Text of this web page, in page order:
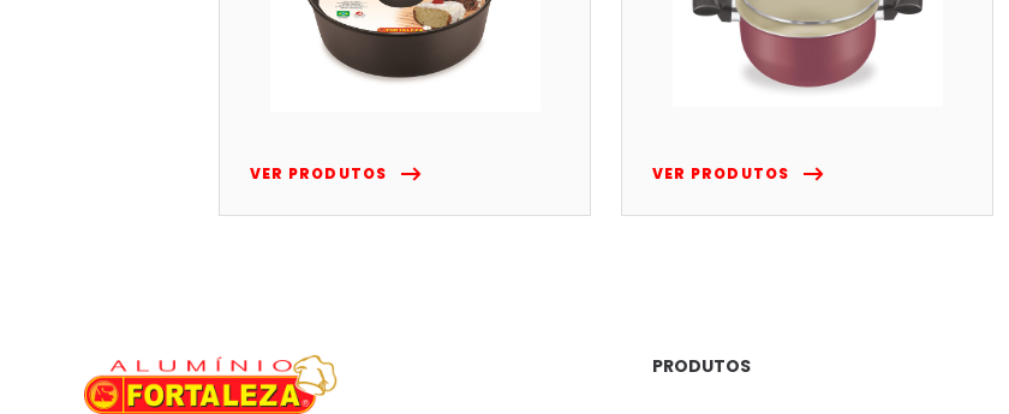
VER PRODUTOS VER PRODUTOS
PRODUTOS